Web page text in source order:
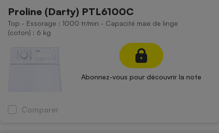
Proline (Darty) PTL6100C
Top - Essorage : 1000 tr/min - Capacité maxi de linge
(coton) : 6 kg
Abonnez-vous pour découvrir la note
Comparer